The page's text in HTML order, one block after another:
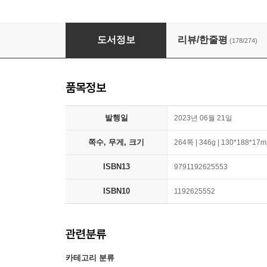
당신의 인생이 왜 힘들지 않아야 한다고 생각하
도서정보 리뷰/한줄평 (178/274)
품목정보
발행일 2023년 06월 21일
쪽수, 무게, 크기 264쪽 | 346g |
ISBN13 9791192625553
ISBN10 1192625552
관련분류
카테고리 분류